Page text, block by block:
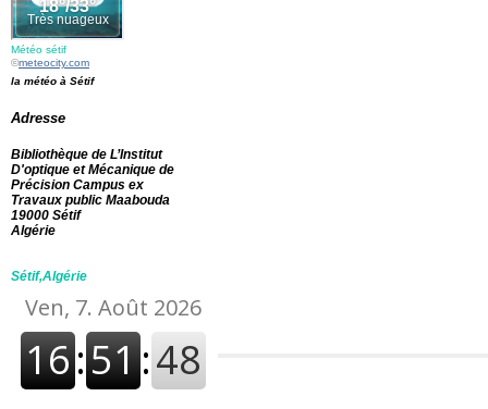
Météo sétif
©meteocity.com
la météo à Sétif
Adresse
Bibliothèque de L’Institut
D'optique et Mécanique de
Précision Campus ex
Travaux public Maabouda
19000 Sétif
Algérie
Sétif,Algérie